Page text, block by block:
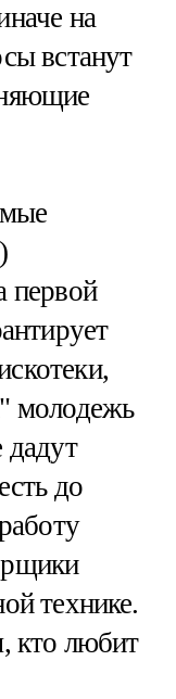
на
встанут
первой
молодежь
дадут
до
технике.
кто любит